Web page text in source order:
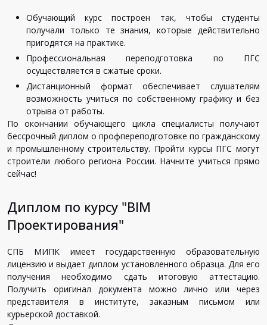
Обучающий курс построен так, чтобы студенты
получали только те знания, которые действительно
пригодятся на практике.
Профессиональная переподготовка по ПГС
осуществляется в сжатые сроки.
Дистанционный формат обеспечивает слушателям
возможность учиться по собственному графику и без
отрыва от работы.
По окончании обучающего цикла специалисты получают
бессрочный диплом о профпереподготовке по гражданскому
и промышленному строительству. Пройти курсы ПГС могут
строители любого региона России. Начните учиться прямо
сейчас!
Диплом по курсу "BIM
Проектирования"
СПБ МИПК имеет государственную образовательную
лицензию и выдает диплом установленного образца. Для его
получения необходимо сдать итоговую аттестацию.
Получить оригинал документа можно лично или через
представителя в институте, заказным письмом или
курьерской доставкой.